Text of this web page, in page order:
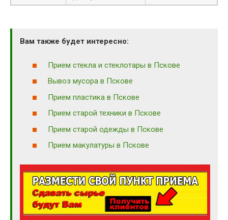
Вам также будет интересно:
Прием стекла и стеклотары в Пскове
Вывоз мусора в Пскове
Прием пластика в Пскове
Прием старой техники в Пскове
Прием старой одежды в Пскове
Прием макулатуры в Пскове